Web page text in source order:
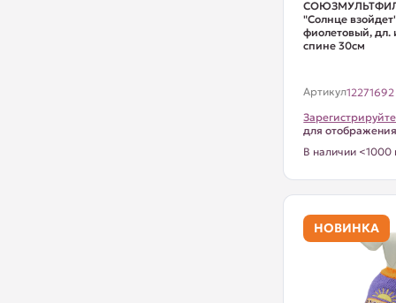
"Солнце
фиолетовый, дл.
спине 30см
Артикул12271692
для
В наличии <1000
НОВИНКА